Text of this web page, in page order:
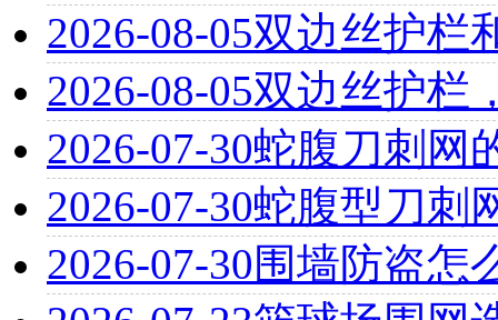
2026-08-05双边丝护栏
2026-08-05双边丝护栏
2026-07-30蛇腹刀刺网
2026-07-30蛇腹型刀刺
2026-07-30围墙防盗怎